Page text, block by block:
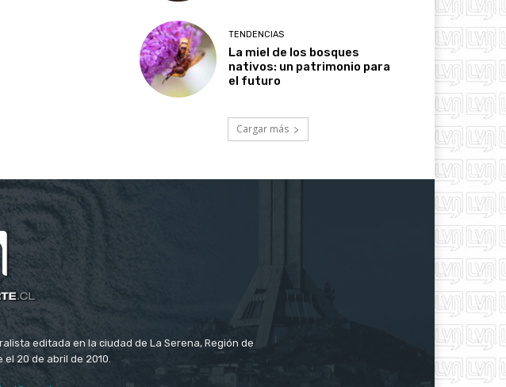
TENDENCIAS
La miel de los bosques
nativos: un patrimonio para
el futuro
Cargar más
editada en la ciudad de La Serena, Región de
20 de abril de 2010.